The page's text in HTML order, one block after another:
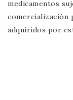
medicamentos
comercialización
adquiridos por